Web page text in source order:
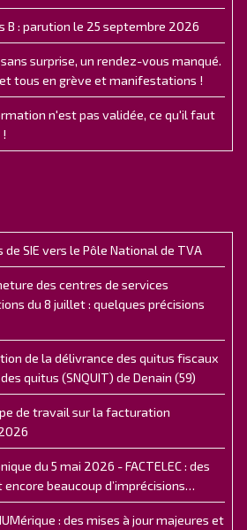
: parution le 25 septembre 2026
surprise, un rendez-vous manqué.
tous en grève et manifestations !
n'est pas validée, ce qu'il faut
SIE vers le Pôle National de TVA
des centres de services
du 8 juillet : quelques précisions
de la délivrance des quitus fiscaux
quitus (SNQUIT) de Denain (59)
de travail sur la facturation
du 5 mai 2026 - FACTELEC : des
beaucoup d’imprécisions…
: des mises à jour majeures et